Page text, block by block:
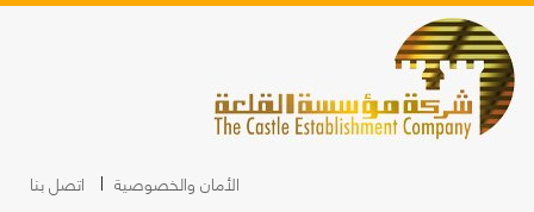
الأمان والخصوصية اتصل بنا